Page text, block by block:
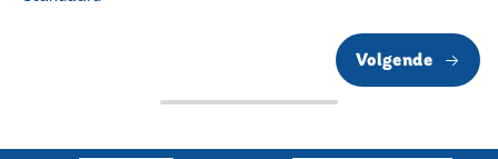
Volgende